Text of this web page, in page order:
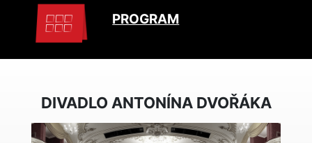
PROGRAM
DIVADLO ANTONÍNA DVOŘÁKA